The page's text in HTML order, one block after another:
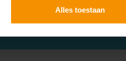
Alles toestaan